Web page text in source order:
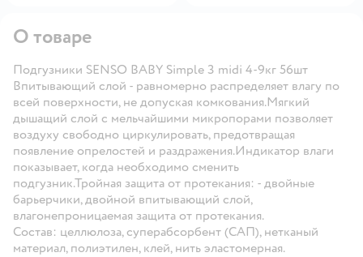
О товаре
Подгузники SENSO BABY Simple 3 midi 4-9кг 56шт
Впитывающий слой - равномерно распределяет влагу по
всей поверхности, не допуская комкования.Мягкий
дышащий слой с мельчайшими микропорами позволяет
воздуху свободно циркулировать, предотвращая
появление опрелостей и раздражения.Индикатор влаги
показывает, когда необходимо сменить
подгузник.Тройная защита от протекания: - двойные
барьерчики, двойной впитывающий слой,
влагонепроницаемая защита от протекания.
Состав: целлюлоза, суперабсорбент (САП), нетканый
материал, полиэтилен, клей, нить эластомерная.